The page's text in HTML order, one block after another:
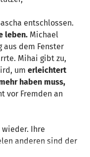
entschlossen.
leben. Michael
aus dem Fenster
Mihai gibt zu,
um erleichtert
haben muss,
vor Fremden an
Ihre
anderen sind der